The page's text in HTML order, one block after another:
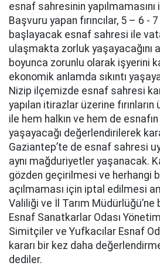
esnaf sahresinin yapılmamasını
Başvuru yapan fırıncılar, 5 – 6 -
başlayacak esnaf sahresi ile
ulaşmakta zorluk yaşayacağını
boyunca zorunlu olarak işyerini
ekonomik anlamda sıkıntı
Nizip ilçemizde esnaf sahresi
yapılan itirazlar üzerine
ile hem halkın ve hem de
yaşayacağı değerlendirilerek
Gaziantep’te de esnaf sahresi
aynı mağduriyetler yaşanacak.
gözden geçirilmesi ve herhangi
açılmaması için iptal edilmesi
Valiliği ve İl Tarım Müdürlüğü’ne
Esnaf Sanatkarlar Odası
Simitçiler ve Yufkacılar Esnaf
kararı bir kez daha
dediler.